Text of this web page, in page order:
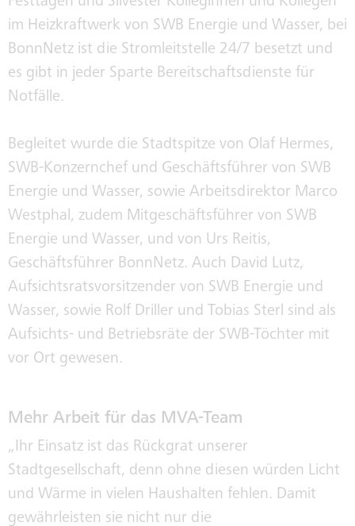
SEPA
im Heizkraftwerk von SWB Energie und Wasser, bei
BonnNetz ist die Stromleitstelle 24/7 besetzt und
es gibt in jeder Sparte Bereitschaftsdienste für
Notfälle.
Begleitet wurde die Stadtspitze von Olaf Hermes,
SWB-Konzernchef und Geschäftsführer von SWB
Energie und Wasser, sowie Arbeitsdirektor Marco
Westphal, zudem Mitgeschäftsführer von SWB
Energie und Wasser, und von Urs Reitis,
Geschäftsführer BonnNetz. Auch David Lutz,
Aufsichtsratsvorsitzender von SWB Energie und
Wasser, sowie Rolf Driller und Tobias Sterl sind als
Aufsichts- und Betriebsräte der SWB-Töchter mit
vor Ort gewesen.
Mehr Arbeit für das MVA-Team
„Ihr Einsatz ist das Rückgrat unserer
Stadtgesellschaft, denn ohne diesen würden Licht
und Wärme in vielen Haushalten fehlen. Damit
gewährleisten sie nicht nur die